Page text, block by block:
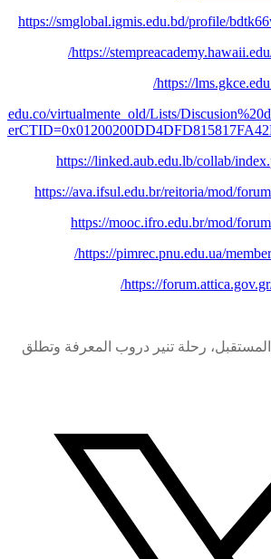
https://smglobal.igmis.edu.bd/profile/
https://
https://
virtualmente_old/Lists/
https://linked.aub.edu.lb/collab/
https://ava.ifsul.edu.br/reitoria/mod/
https://mooc.ifro.edu.br/mod/
https://pimrec.pnu.edu.ua/
https://
رحلة تنير دروب المعرفة وتطلق